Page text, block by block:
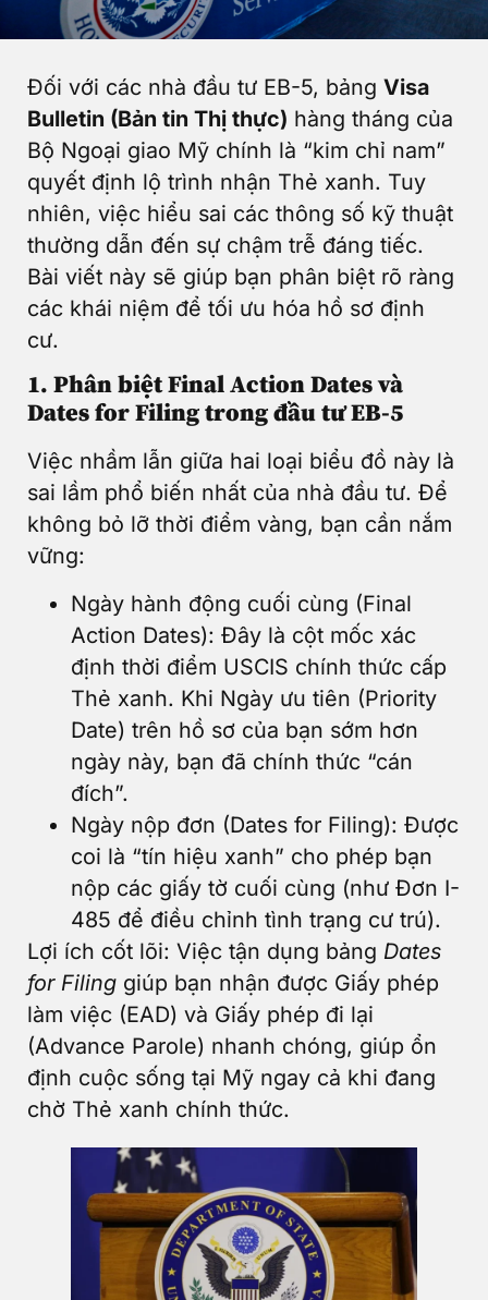
Đối với các nhà đầu tư EB-5, bảng Visa
Bulletin (Bản tin Thị thực) hàng tháng của
Bộ Ngoại giao Mỹ chính là “kim chỉ nam”
quyết định lộ trình nhận Thẻ xanh. Tuy
nhiên, việc hiểu sai các thông số kỹ thuật
thường dẫn đến sự chậm trễ đáng tiếc.
Bài viết này sẽ giúp bạn phân biệt rõ ràng
các khái niệm để tối ưu hóa hồ sơ định
cư.
1. Phân biệt Final Action Dates và
Dates for Filing trong đầu tư EB-5
Việc nhầm lẫn giữa hai loại biểu đồ này là
sai lầm phổ biến nhất của nhà đầu tư. Để
không bỏ lỡ thời điểm vàng, bạn cần nắm
vững:
Ngày hành động cuối cùng (Final
Action Dates): Đây là cột mốc xác
định thời điểm USCIS chính thức cấp
Thẻ xanh. Khi Ngày ưu tiên (Priority
Date) trên hồ sơ của bạn sớm hơn
ngày này, bạn đã chính thức “cán
đích”.
Ngày nộp đơn (Dates for Filing): Được
coi là “tín hiệu xanh” cho phép bạn
nộp các giấy tờ cuối cùng (như Đơn I-
485 để điều chỉnh tình trạng cư trú).
Lợi ích cốt lõi: Việc tận dụng bảng Dates
for Filing giúp bạn nhận được Giấy phép
làm việc (EAD) và Giấy phép đi lại
(Advance Parole) nhanh chóng, giúp ổn
định cuộc sống tại Mỹ ngay cả khi đang
chờ Thẻ xanh chính thức.